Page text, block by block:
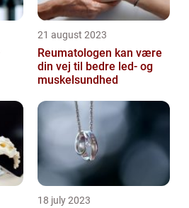
21 august 2023
Reumatologen kan være
din vej til bedre led- og
muskelsundhed
18 july 2023